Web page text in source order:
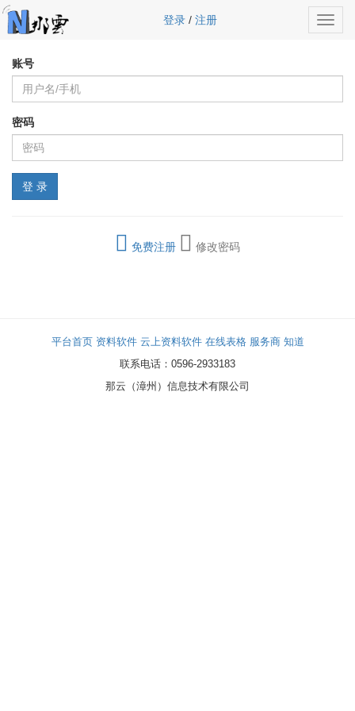
登录/ 注册
账号
密码
免费注册 修改密码
平台首页 资料软件 云上资料软件 在线表格 服务商 知道
联系电话：0596-2933183
那云（漳州）信息技术有限公司